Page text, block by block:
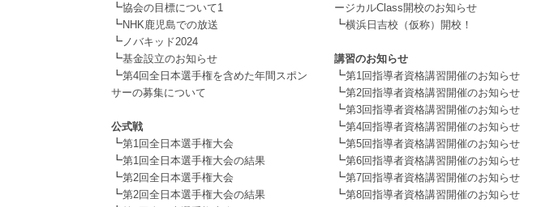
┗協会の目標について1
┗NHK鹿児島での放送
┗ ノバキッド2024
┗基金設立のお知らせ
┗第4回全日本選手権を含めた年間スポン
サーの募集について
公式戦
┗第1回全日本選手権大会
┗第1回全日本選手権大会の結果
┗第2回全日本選手権大会
┗第2回全日本選手権大会の結果
ージカルClass開校のお知らせ
┗横浜日吉校（仮称）開校！
講習のお知らせ
┗第1回指導者資格講習開催のお知らせ
┗第2回指導者資格講習開催のお知らせ
┗第3回指導者資格講習開催のお知らせ
┗第4回指導者資格講習開催のお知らせ
┗第5回指導者資格講習開催のお知らせ
┗第6回指導者資格講習開催のお知らせ
┗第7回指導者資格講習開催のお知らせ
┗第8回指導者資格講習開催のお知らせ